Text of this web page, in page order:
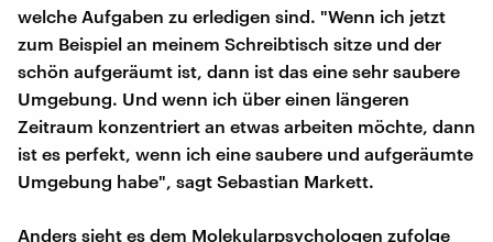
welche Aufgaben zu erledigen sind. "Wenn ich jetzt
zum Beispiel an meinem Schreibtisch sitze und der
schön aufgeräumt ist, dann ist das eine sehr saubere
Umgebung. Und wenn ich über einen längeren
Zeitraum konzentriert an etwas arbeiten möchte, dann
ist es perfekt, wenn ich eine saubere und aufgeräumte
Umgebung habe", sagt Sebastian Markett.
Anders sieht es dem Molekularpsychologen zufolge